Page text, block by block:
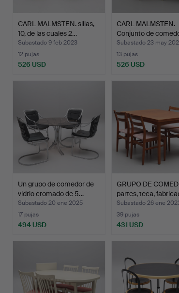
CARL MALMSTEN. sillas,
10, de las cuales 2…
Subastado 9 feb 2023
12 pujas
526 USD
CARL MALMSTEN.
Conjunto de
piez…
Subastado 23 may
13 pujas
526 USD
Un grupo de comedor de
vidrio cromado de 5…
Subastado 20 ene 2025
17 pujas
494 USD
GRUPO DE
partes, teca,
Subastado 26 ene
39 pujas
431 USD